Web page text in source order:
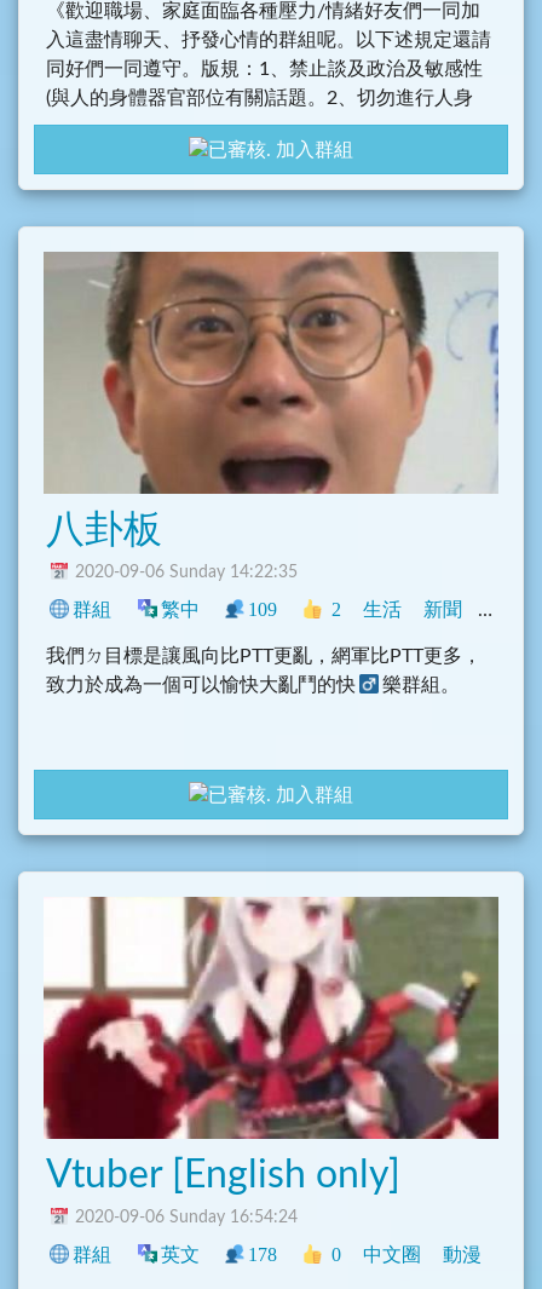
《歡迎職場、家庭面臨各種壓力/情緒好友們一同加
入這盡情聊天、抒發心情的群組呢。以下述規定還請
同好們一同遵守。版規：1、禁止談及政治及敏感性
(與人的身體器官部位有關)話題。2、切勿進行人身
(影響生理/心理不適)攻擊。3、不當性的字眼(包含情
緒化及提及生理部位)。4、非經同意，請勿私擾女性
友人，有想認識，請於群聊上徵求對方同意後，始可
若有未規定事項，會於日後增列。希望同好們能愛護
此一優質聊環境，謝謝....》
加入群組
八卦板
2020-09-06 Sunday 14:22:35
群組 繁中 109 2 生活 新聞 臺灣
我們ㄉ目標是讓風向比PTT更亂，網軍比PTT更多，
致力於成為一個可以愉快大亂鬥的快
樂群組。
加入群組
Vtuber [English only]
2020-09-06 Sunday 16:54:24
群組 英文 178 0 中文圈 動漫